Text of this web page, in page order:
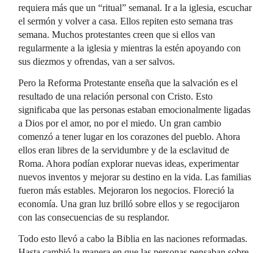
requiera más que un “ritual” semanal. Ir a la iglesia, escuchar
el sermón y volver a casa. Ellos repiten esto semana tras
semana. Muchos protestantes creen que si ellos van
regularmente a la iglesia y mientras la estén apoyando con
sus diezmos y ofrendas, van a ser salvos.
Pero la Reforma Protestante enseña que la salvación es el
resultado de una relación personal con Cristo. Esto
significaba que las personas estaban emocionalmente ligadas
a Dios por el amor, no por el miedo. Un gran cambio
comenzó a tener lugar en los corazones del pueblo. Ahora
ellos eran libres de la servidumbre y de la esclavitud de
Roma. Ahora podían explorar nuevas ideas, experimentar
nuevos inventos y mejorar su destino en la vida. Las familias
fueron más estables. Mejoraron los negocios. Floreció la
economía. Una gran luz brilló sobre ellos y se regocijaron
con las consecuencias de su resplandor.
Todo esto llevó a cabo la Biblia en las naciones reformadas.